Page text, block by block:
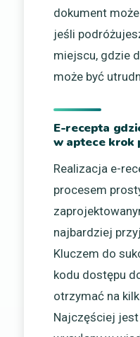
dokument
jeśli
miejscu, gdzie
może być
E-recepta
w aptece krok
Realizacja e-
procesem
najbardziej
Kluczem do
kodu dostępu
otrzymać na
Najczęściej